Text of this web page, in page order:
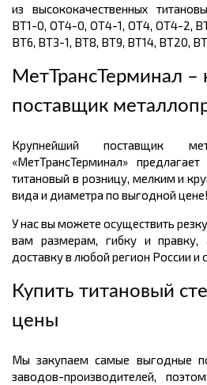
из высококачественных
ВТ1-0, ОТ4-0, ОТ4-1, ОТ4, ОТ4-2,
ВТ6, ВТЗ-1, ВТ8, ВТ9, ВТ14, ВТ20,
МетТрансТерминал –
поставщик
Крупнейший поставщик
«МетТрансТерминал»
титановый в розницу, мелким и
вида и диаметра по выгодной цене!
У нас вы можете осуществить
вам размерам, гибку и
доставку в любой регион России и
Купить титановый
цены
Мы закупаем самые выгодные
заводов-производителей,